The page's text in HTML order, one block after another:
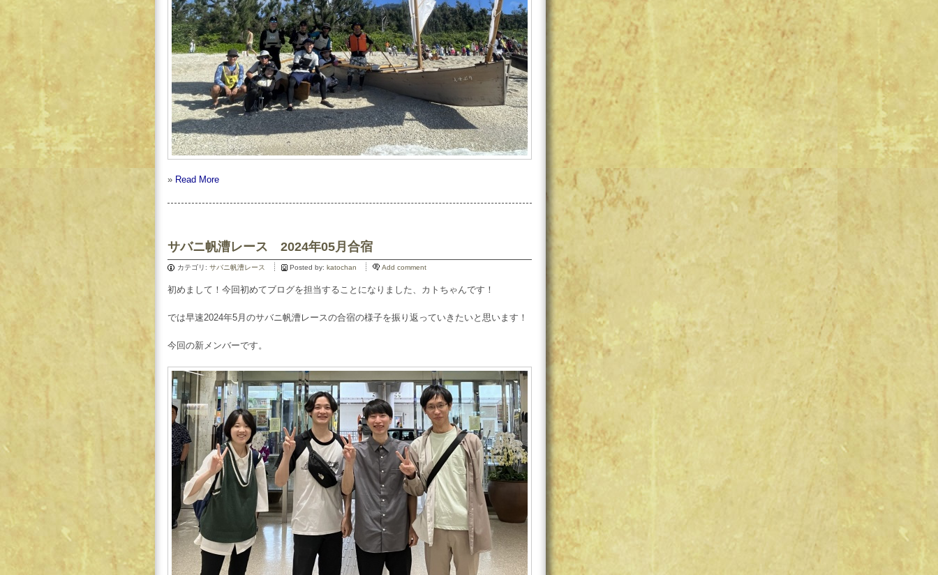
» Read More
サバニ帆漕レース 2024年05月合宿
カテゴリ: サバニ帆漕レース Posted by: katochan Add comment
初めまして！今回初めてブログを担当することになりました、カトちゃんです！
では早速2024年5月のサバニ帆漕レースの合宿の様子を振り返っていきたいと思います！
今回の新メンバーです。